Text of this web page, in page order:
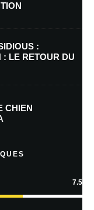
le navigateur pour
par e-mail.
En savoir
:
: LE RETOUR DU
CHIEN
7.5